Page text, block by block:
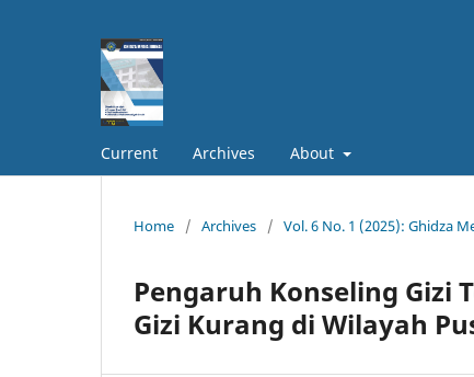
Current Archives About
Home / Archives / Vol. 6 No. 1 (2025): Ghidza
Pengaruh Konseling Gizi
Gizi Kurang di Wilayah